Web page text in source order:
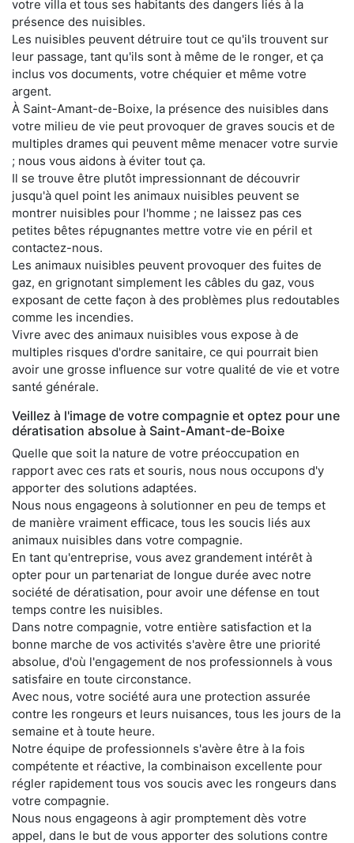
votre villa et tous ses habitants des dangers liés à la
présence des nuisibles.
Les nuisibles peuvent détruire tout ce qu'ils trouvent sur
leur passage, tant qu'ils sont à même de le ronger, et ça
inclus vos documents, votre chéquier et même votre
argent.
À Saint-Amant-de-Boixe, la présence des nuisibles dans
votre milieu de vie peut provoquer de graves soucis et de
multiples drames qui peuvent même menacer votre survie
; nous vous aidons à éviter tout ça.
Il se trouve être plutôt impressionnant de découvrir
jusqu'à quel point les animaux nuisibles peuvent se
montrer nuisibles pour l'homme ; ne laissez pas ces
petites bêtes répugnantes mettre votre vie en péril et
contactez-nous.
Les animaux nuisibles peuvent provoquer des fuites de
gaz, en grignotant simplement les câbles du gaz, vous
exposant de cette façon à des problèmes plus redoutables
comme les incendies.
Vivre avec des animaux nuisibles vous expose à de
multiples risques d'ordre sanitaire, ce qui pourrait bien
avoir une grosse influence sur votre qualité de vie et votre
santé générale.
Veillez à l'image de votre compagnie et optez pour une
dératisation absolue à Saint-Amant-de-Boixe
Quelle que soit la nature de votre préoccupation en
rapport avec ces rats et souris, nous nous occupons d'y
apporter des solutions adaptées.
Nous nous engageons à solutionner en peu de temps et
de manière vraiment efficace, tous les soucis liés aux
animaux nuisibles dans votre compagnie.
En tant qu'entreprise, vous avez grandement intérêt à
opter pour un partenariat de longue durée avec notre
société de dératisation, pour avoir une défense en tout
temps contre les nuisibles.
Dans notre compagnie, votre entière satisfaction et la
bonne marche de vos activités s'avère être une priorité
absolue, d'où l'engagement de nos professionnels à vous
satisfaire en toute circonstance.
Avec nous, votre société aura une protection assurée
contre les rongeurs et leurs nuisances, tous les jours de la
semaine et à toute heure.
Notre équipe de professionnels s'avère être à la fois
compétente et réactive, la combinaison excellente pour
régler rapidement tous vos soucis avec les rongeurs dans
votre compagnie.
Nous nous engageons à agir promptement dès votre
appel, dans le but de vous apporter des solutions contre